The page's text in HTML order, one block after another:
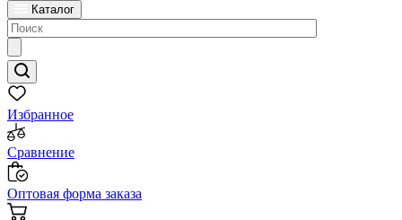
Каталог
Избранное
Сравнение
Оптовая форма заказа